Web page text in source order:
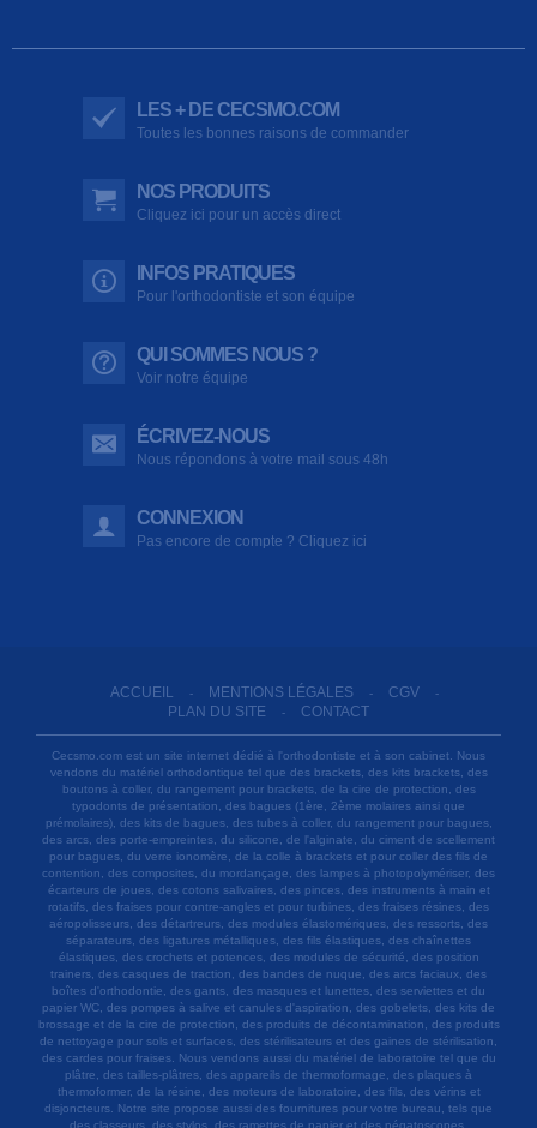
LES + DE CECSMO.COM
Toutes les bonnes raisons de commander
NOS PRODUITS
Cliquez ici pour un accès direct
INFOS PRATIQUES
Pour l'orthodontiste et son équipe
QUI SOMMES NOUS ?
Voir notre équipe
ÉCRIVEZ-NOUS
Nous répondons à votre mail sous 48h
CONNEXION
Pas encore de compte ? Cliquez ici
ACCUEIL - MENTIONS LÉGALES - CGV -
PLAN DU SITE - CONTACT
Cecsmo.com est un site internet dédié à l'orthodontiste et à son cabinet. Nous
vendons du matériel orthodontique tel que des brackets, des kits brackets, des
boutons à coller, du rangement pour brackets, de la cire de protection, des
typodonts de présentation, des bagues (1ère, 2ème molaires ainsi que
prémolaires), des kits de bagues, des tubes à coller, du rangement pour bagues,
des arcs, des porte-empreintes, du silicone, de l'alginate, du ciment de scellement
pour bagues, du verre ionomère, de la colle à brackets et pour coller des fils de
contention, des composites, du mordançage, des lampes à photopolymériser, des
écarteurs de joues, des cotons salivaires, des pinces, des instruments à main et
rotatifs, des fraises pour contre-angles et pour turbines, des fraises résines, des
aéropolisseurs, des détartreurs, des modules élastomériques, des ressorts, des
séparateurs, des ligatures métalliques, des fils élastiques, des chaînettes
élastiques, des crochets et potences, des modules de sécurité, des position
trainers, des casques de traction, des bandes de nuque, des arcs faciaux, des
boîtes d'orthodontie, des gants, des masques et lunettes, des serviettes et du
papier WC, des pompes à salive et canules d'aspiration, des gobelets, des kits de
brossage et de la cire de protection, des produits de décontamination, des produits
de nettoyage pour sols et surfaces, des stérilisateurs et des gaines de stérilisation,
des cardes pour fraises. Nous vendons aussi du matériel de laboratoire tel que du
plâtre, des tailles-plâtres, des appareils de thermoformage, des plaques à
thermoformer, de la résine, des moteurs de laboratoire, des fils, des vérins et
disjoncteurs. Notre site propose aussi des fournitures pour votre bureau, tels que
des classeurs, des stylos, des ramettes de papier et des négatoscopes.